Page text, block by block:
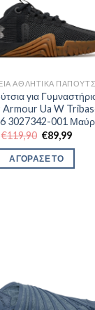
για
Armour Ua W
3027342-001
€119,90 Original
price
was:
€119,90.
€89,99Η
ΑΓΟΡΑΣΕ ΤΟ